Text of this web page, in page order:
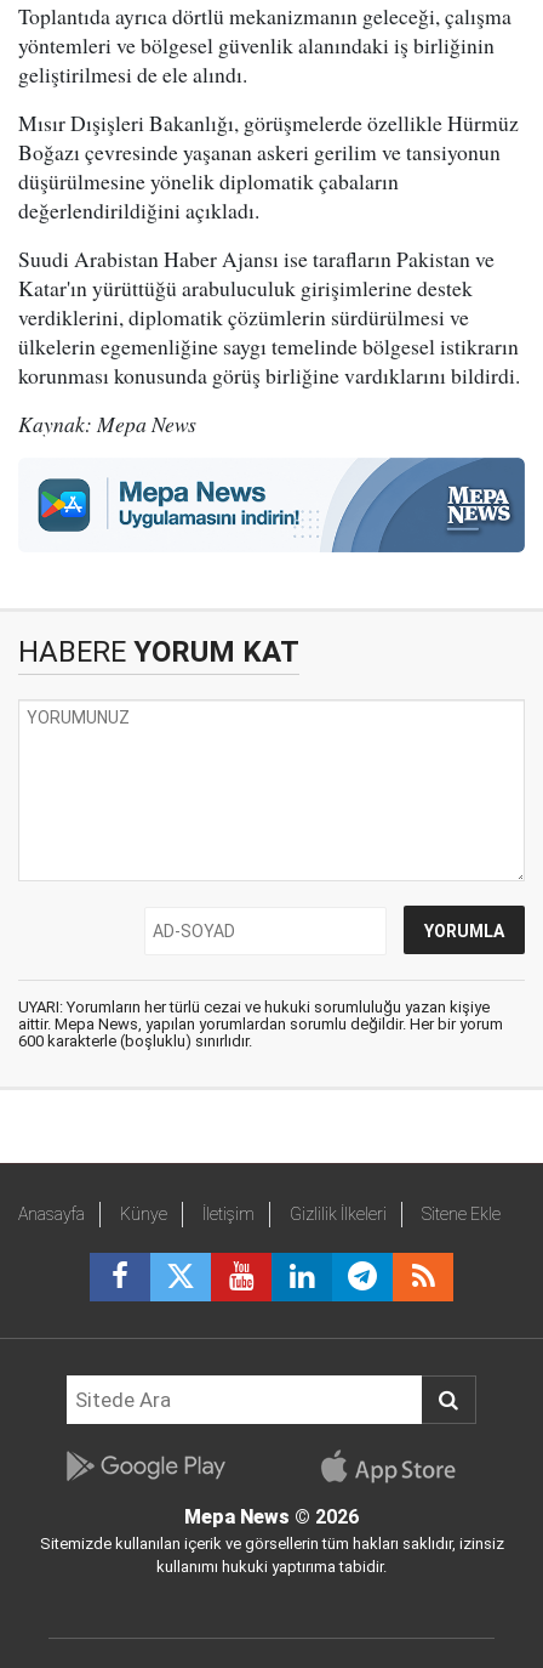
Toplantıda ayrıca dörtlü mekanizmanın geleceği, çalışma
yöntemleri ve bölgesel güvenlik alanındaki iş birliğinin
geliştirilmesi de ele alındı.
Mısır Dışişleri Bakanlığı, görüşmelerde özellikle Hürmüz
Boğazı çevresinde yaşanan askeri gerilim ve tansiyonun
düşürülmesine yönelik diplomatik çabaların
değerlendirildiğini açıkladı.
Suudi Arabistan Haber Ajansı ise tarafların Pakistan ve
Katar'ın yürüttüğü arabuluculuk girişimlerine destek
verdiklerini, diplomatik çözümlerin sürdürülmesi ve
ülkelerin egemenliğine saygı temelinde bölgesel istikrarın
korunması konusunda görüş birliğine vardıklarını bildirdi.
Kaynak: Mepa News
HABERE YORUM KAT
UYARI: Yorumların her türlü cezai ve hukuki sorumluluğu yazan kişiye
aittir. Mepa News, yapılan yorumlardan sorumlu değildir. Her bir yorum
600 karakterle (boşluklu) sınırlıdır.
Anasayfa Künye İletişim Gizlilik İlkeleri Sitene Ekle
Mepa News © 2026
Sitemizde kullanılan içerik ve görsellerin tüm hakları saklıdır, izinsiz
kullanımı hukuki yaptırıma tabidir.